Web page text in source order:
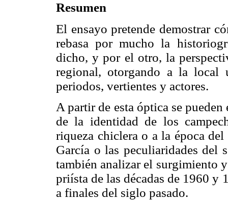
Resumen
El ensayo pretende demostrar
rebasa por mucho la
dicho, y por el otro, la
regional, otorgando a la local
periodos, vertientes y actores.
A partir de esta óptica se
de la identidad de los
riqueza chiclera o a la época
García o las peculiaridades del
también analizar el surgimiento
priísta de las décadas de 1960 y
a finales del siglo pasado.